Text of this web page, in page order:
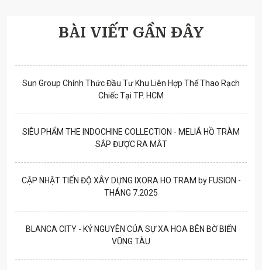
BÀI VIẾT GẦN ĐÂY
Sun Group Chính Thức Đầu Tư Khu Liên Hợp Thể Thao Rạch
Chiếc Tại TP. HCM
SIÊU PHẨM THE INDOCHINE COLLECTION - MELIÁ HỒ TRÀM
SẮP ĐƯỢC RA MẮT
CẬP NHẬT TIẾN ĐỘ XÂY DỰNG IXORA HO TRAM by FUSION -
THÁNG 7.2025
BLANCA CITY - KỶ NGUYÊN CỦA SỰ XA HOA BÊN BỜ BIỂN
VŨNG TÀU